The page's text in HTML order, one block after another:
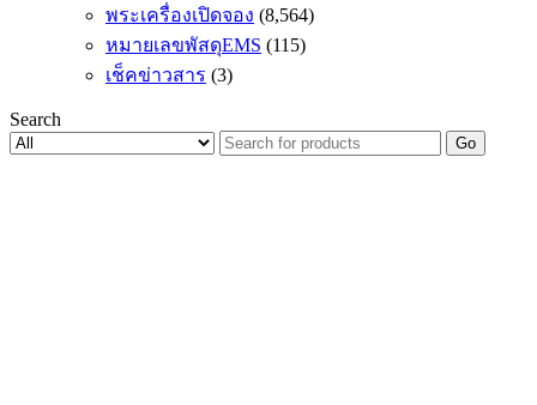
พระเครื่องเปิดจอง (8,564)
หมายเลขพัสดุEMS (115)
เช็คข่าวสาร (3)
Search
Go